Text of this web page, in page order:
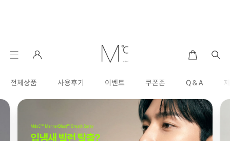
전체상품 사용후기 이벤트 쿠폰존 Q & A